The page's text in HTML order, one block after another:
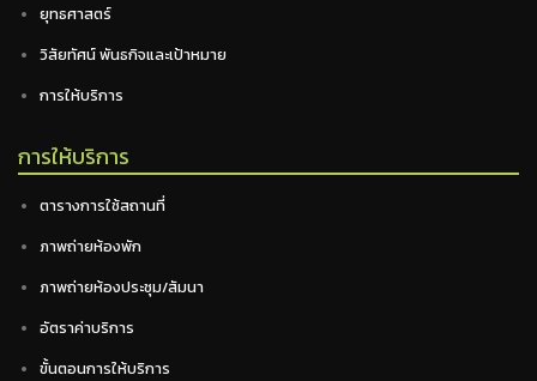
ยุทธศาสตร์
วิสัยทัศน์ พันธกิจและเป้าหมาย
การให้บริการ
การให้บริการ
ตารางการใช้สถานที่
ภาพถ่ายห้องพัก
ภาพถ่ายห้องประชุม/สัมนา
อัตราค่าบริการ
ขั้นตอนการให้บริการ